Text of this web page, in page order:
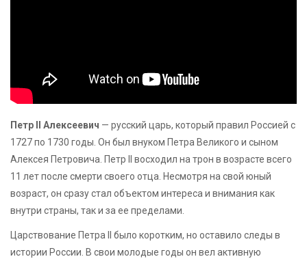
Петр II Алексеевич — русский царь, который правил Россией с
1727 по 1730 годы. Он был внуком Петра Великого и сыном
Алексея Петровича. Петр II восходил на трон в возрасте всего
11 лет после смерти своего отца. Несмотря на свой юный
возраст, он сразу стал объектом интереса и внимания как
внутри страны, так и за ее пределами.
Царствование Петра II было коротким, но оставило следы в
истории России. В свои молодые годы он вел активную